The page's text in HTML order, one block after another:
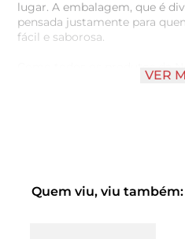
lugar. A embalagem, que é
pensada justamente para
fácil e saborosa.
Como todos os produtos da
tradicional e conhecido pela
VER
Quem viu, viu também: